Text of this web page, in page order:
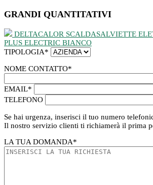
GRANDI QUANTITATIVI
DELTACALOR SCALDASALVIETTE
PLUS ELECTRIC BIANCO
TIPOLOGIA*
NOME CONTATTO*
EMAIL*
TELEFONO
Se hai urgenza, inserisci il tuo numero
Il nostro servizio clienti ti richiamerà il prima
LA TUA DOMANDA*